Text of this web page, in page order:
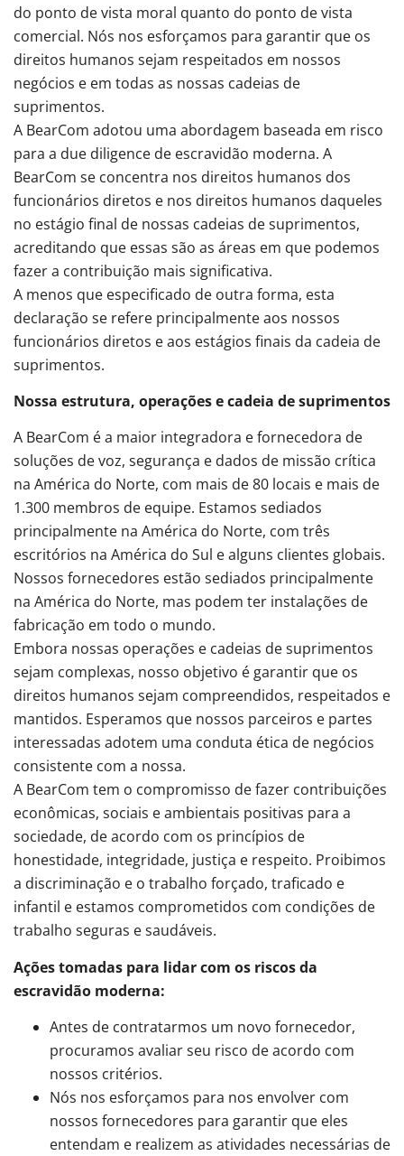
do ponto de vista moral quanto do ponto de vista
comercial. Nós nos esforçamos para garantir que os
direitos humanos sejam respeitados em nossos
negócios e em todas as nossas cadeias de
suprimentos.
A BearCom adotou uma abordagem baseada em risco
para a due diligence de escravidão moderna. A
BearCom se concentra nos direitos humanos dos
funcionários diretos e nos direitos humanos daqueles
no estágio final de nossas cadeias de suprimentos,
acreditando que essas são as áreas em que podemos
fazer a contribuição mais significativa.
A menos que especificado de outra forma, esta
declaração se refere principalmente aos nossos
funcionários diretos e aos estágios finais da cadeia de
suprimentos.
Nossa estrutura, operações e cadeia de suprimentos
A BearCom é a maior integradora e fornecedora de
soluções de voz, segurança e dados de missão crítica
na América do Norte, com mais de 80 locais e mais de
1.300 membros de equipe. Estamos sediados
principalmente na América do Norte, com três
escritórios na América do Sul e alguns clientes globais.
Nossos fornecedores estão sediados principalmente
na América do Norte, mas podem ter instalações de
fabricação em todo o mundo.
Embora nossas operações e cadeias de suprimentos
sejam complexas, nosso objetivo é garantir que os
direitos humanos sejam compreendidos, respeitados e
mantidos. Esperamos que nossos parceiros e partes
interessadas adotem uma conduta ética de negócios
consistente com a nossa.
A BearCom tem o compromisso de fazer contribuições
econômicas, sociais e ambientais positivas para a
sociedade, de acordo com os princípios de
honestidade, integridade, justiça e respeito. Proibimos
a discriminação e o trabalho forçado, traficado e
infantil e estamos comprometidos com condições de
trabalho seguras e saudáveis.
Ações tomadas para lidar com os riscos da
escravidão moderna:
Antes de contratarmos um novo fornecedor,
procuramos avaliar seu risco de acordo com
nossos critérios.
Nós nos esforçamos para nos envolver com
nossos fornecedores para garantir que eles
entendam e realizem as atividades necessárias de